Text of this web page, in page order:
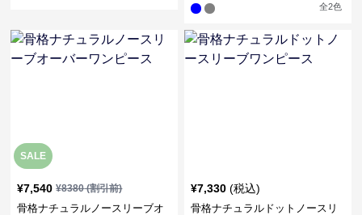
全2色
SALE
¥7,540 ¥8380(割引前)
骨格ナチュラルノースリーブオ
¥7,330 (税込)
骨格ナチュラルドットノースリ